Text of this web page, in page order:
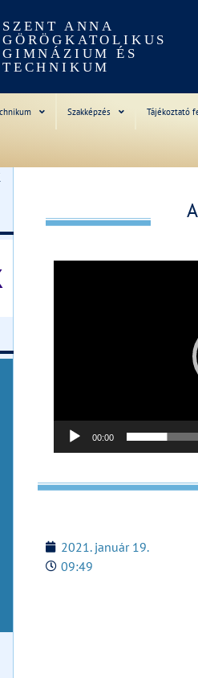
SZENT ANNA
GÖRÖGKATOLIKUS
GIMNÁZIUM ÉS
TECHNIKUM
Szakképzés Tájékoztató
00:00
2021. január 19.
09:49